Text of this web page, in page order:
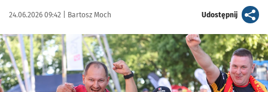
Data publikacji:
24.06.2026 09:42 | Autor:
Bartosz Moch Udostępnijartykuł
Kliknij, aby zobaczyć galerię